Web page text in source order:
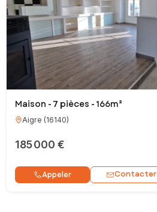
Maison - 7 pièces - 166m²
Aigre (16140)
185 000 €
Appeler Contacter